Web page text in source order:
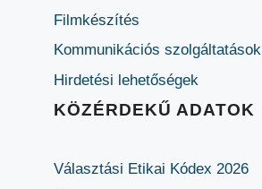
Filmkészítés
Kommunikációs szolgáltatások
Hirdetési lehetőségek
KÖZÉRDEKŰ ADATOK
Választási Etikai Kódex 2026